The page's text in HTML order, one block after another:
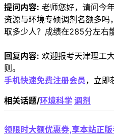
提问内容: 老师您好，请问今
资源与环境专硕调剂名额多
取多少人？成绩在285分左右
回复内容: 欢迎报考天津理工
则。
手机快速免费注册会员 ，立即
相关话题/环境科学 调剂
领限时大额优惠券,享本站正